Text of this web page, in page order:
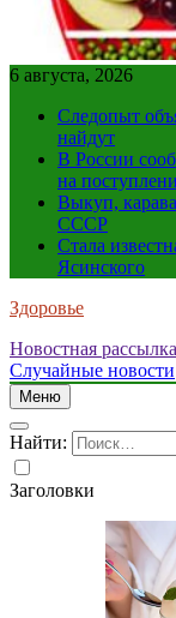
6 августа, 2026
Следопыт
найдут
В России
на
Выкуп,
СССР
Стала
Ясинского
Здоровье
Новостная рассылка
Случайные новости
Меню
Найти:
Заголовки